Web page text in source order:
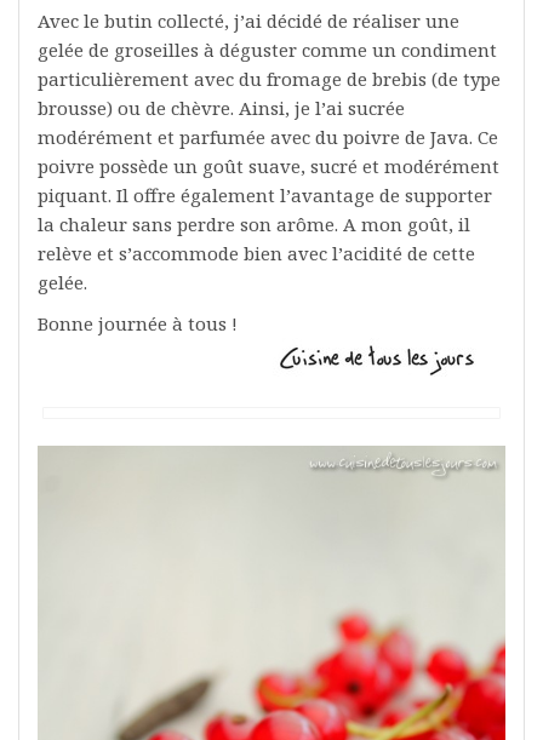
Avec le butin collecté, j’ai décidé de réaliser une
gelée de groseilles à déguster comme un condiment
particulièrement avec du fromage de brebis (de type
brousse) ou de chèvre. Ainsi, je l’ai sucrée
modérément et parfumée avec du poivre de Java. Ce
poivre possède un goût suave, sucré et modérément
piquant. Il offre également l’avantage de supporter
la chaleur sans perdre son arôme. A mon goût, il
relève et s’accommode bien avec l’acidité de cette
gelée.
Bonne journée à tous !